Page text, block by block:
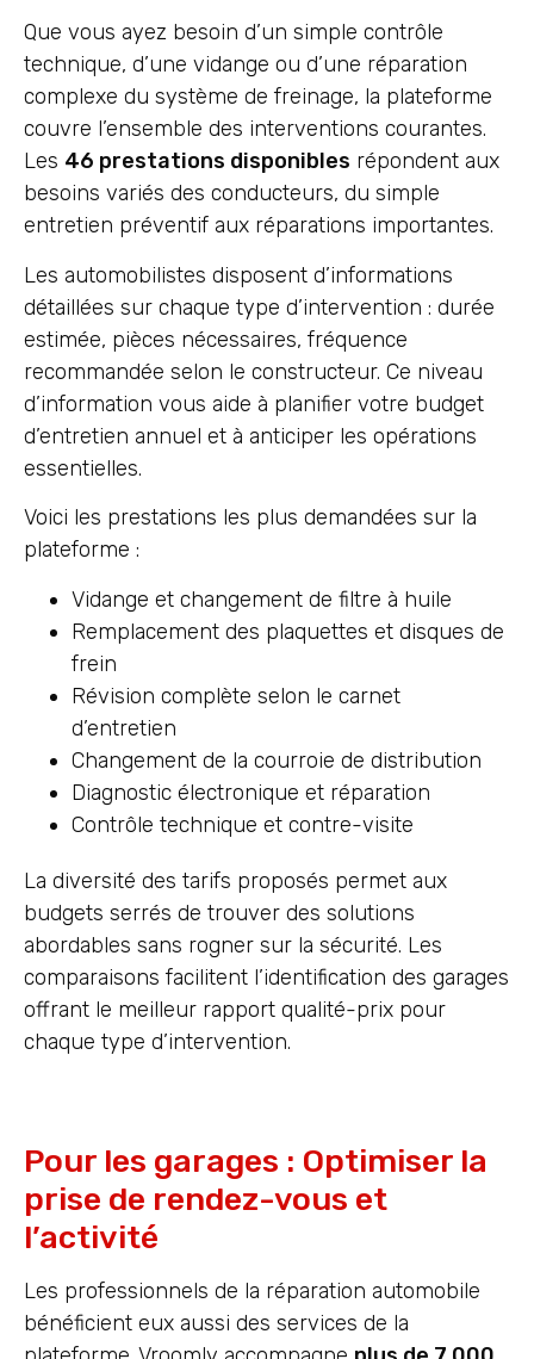
Que vous ayez besoin d’un simple contrôle
technique, d’une vidange ou d’une réparation
complexe du système de freinage, la plateforme
couvre l’ensemble des interventions courantes.
Les 46 prestations disponibles répondent aux
besoins variés des conducteurs, du simple
entretien préventif aux réparations importantes.
Les automobilistes disposent d’informations
détaillées sur chaque type d’intervention : durée
estimée, pièces nécessaires, fréquence
recommandée selon le constructeur. Ce niveau
d’information vous aide à planifier votre budget
d’entretien annuel et à anticiper les opérations
essentielles.
Voici les prestations les plus demandées sur la
plateforme :
Vidange et changement de filtre à huile
Remplacement des plaquettes et disques de
frein
Révision complète selon le carnet
d’entretien
Changement de la courroie de distribution
Diagnostic électronique et réparation
Contrôle technique et contre-visite
La diversité des tarifs proposés permet aux
budgets serrés de trouver des solutions
abordables sans rogner sur la sécurité. Les
comparaisons facilitent l’identification des garages
offrant le meilleur rapport qualité-prix pour
chaque type d’intervention.
Pour les garages : Optimiser la
prise de rendez-vous et
l’activité
Les professionnels de la réparation automobile
bénéficient eux aussi des services de la